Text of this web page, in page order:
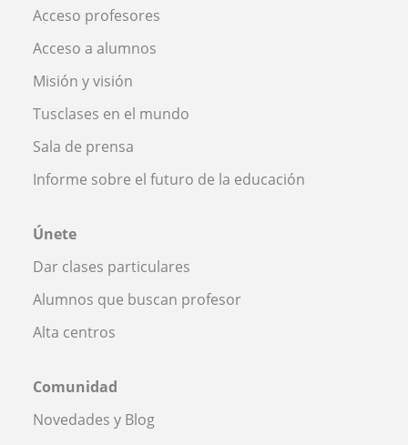
Acceso profesores
Acceso a alumnos
Misión y visión
Tusclases en el mundo
Sala de prensa
Informe sobre el futuro de la educación
Únete
Dar clases particulares
Alumnos que buscan profesor
Alta centros
Comunidad
Novedades y Blog